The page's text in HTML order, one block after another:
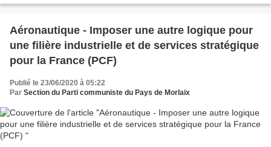
Aéronautique - Imposer une autre logique pour
une filière industrielle et de services stratégique
pour la France (PCF)
Publié le 23/06/2020 à 05:22
Par Section du Parti communiste du Pays de Morlaix